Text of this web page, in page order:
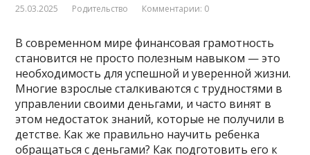
25.03.2025 Родительство Комментарии: 0
В современном мире финансовая грамотность
становится не просто полезным навыком — это
необходимость для успешной и уверенной жизни.
Многие взрослые сталкиваются с трудностями в
управлении своими деньгами, и часто винят в
этом недостаток знаний, которые не получили в
детстве. Как же правильно научить ребенка
обращаться с деньгами? Как подготовить его к